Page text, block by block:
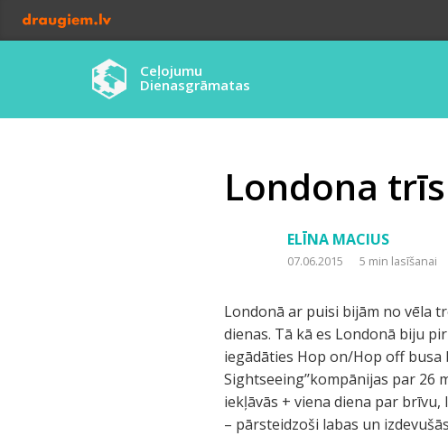
Ceļojumu
Dienasgrāmatas
Londona
ELĪNA MACIUS
07.06.2015 5 min lasīšanai
Londonā ar puisi bijām no vēla
dienas. Tā kā es Londonā biju
iegādāties Hop on/Hop off busa
Sightseeing’’kompānijas par 26
iekļāvās + viena diena par
– pārsteidzoši labas un